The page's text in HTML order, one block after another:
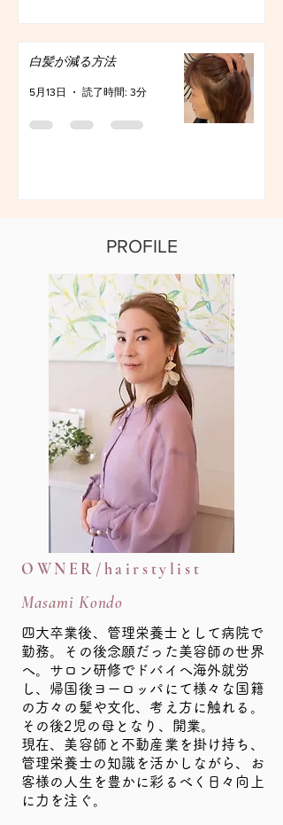
白髪が減る方法
5月13日 読了時間: 3分
PROFILE
OWNER/hairstylist
Masami Kondo
​四大卒業後、管理栄養士として病院で
勤務。その後念願だった美容師の世界
へ。サロン研修でドバイへ海外就労
し、帰国後ヨーロッパにて様々な国籍
の方々の髪や文化、考え方に触れる。
その後2児の母となり、開業。
現在、美容師と不動産業を掛け持ち、
管理栄養士の知識を活かしながら、お
客様の人生を豊かに彩るべく日々向上
に力を注ぐ。